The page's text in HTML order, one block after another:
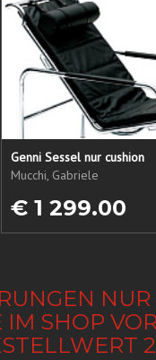
Genni Sessel nur cushion
Mucchi, Gabriele
€ 1 299.00
SHOP